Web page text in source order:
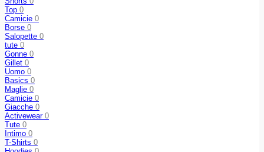
Top 0
Camicie 0
Borse 0
Salopette 0
tute 0
Gonne 0
Gillet 0
Uomo 0
Basics 0
Maglie 0
Camicie 0
Giacche 0
Activewear 0
Tute 0
Intimo 0
T-Shirts 0